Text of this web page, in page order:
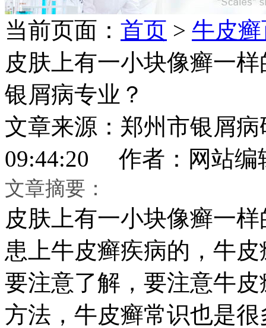
当前页面： 首页 > 牛皮
皮肤上有一小块像癣一
银屑病专业？
文章来源：郑州市银屑
09:44:20 作者：网站编
文章摘要：
皮肤上有一小块像癣一
患上牛皮癣疾病的，牛
要注意了解，要注意牛
方法，牛皮癣常识也是